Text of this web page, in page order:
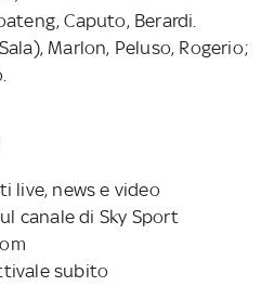
Caputo, Berardi.
Marlon, Peluso, Rogerio;
live, news e video
canale di Sky Sport
subito